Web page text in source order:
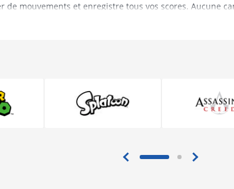
mouvements et enregistre tous vos scores. Aucune
appliquez des filtres déjantés et partagez-les.
n’importe où et n’importe quand. Regardez, likez et
des chansons exclusives viendront se rajouter à la
Dance Unlimited sera disponible dans chaque jeu Just
à danser et le nombre de chansons jouées !